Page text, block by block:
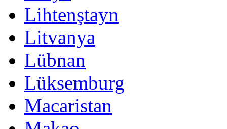
Lihtenştayn
Litvanya
Lübnan
Lüksemburg
Macaristan